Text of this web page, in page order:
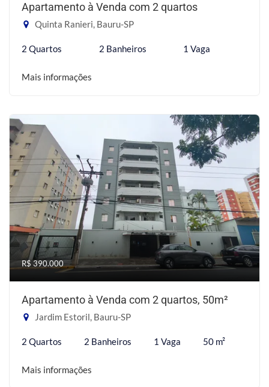
Apartamento à Venda com 2 quartos
Quinta Ranieri, Bauru-SP
2 Quartos 2 Banheiros 1 Vaga
Mais informações
R$ 390.000
Apartamento à Venda com 2 quartos, 50m²
Jardim Estoril, Bauru-SP
2 Quartos 2 Banheiros 1 Vaga 50 m²
Mais informações